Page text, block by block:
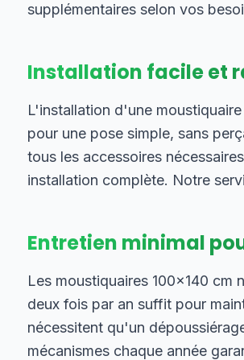
supplémentaires selon vos
Installation facile et
L'installation d'une
pour une pose simple, sans
tous les accessoires
installation complète. Notre
Entretien minimal
Les moustiquaires 100×140
deux fois par an suffit pour
nécessitent qu'un
mécanismes chaque année